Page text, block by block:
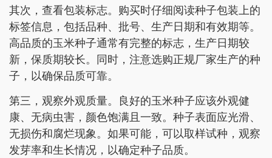
其次，查看包装标志。购买时仔细阅读种子包装上的
标签信息，包括品种、批号、生产日期和有效期等。
高品质的玉米种子通常有完整的标志，生产日期较
新，保质期较长。同时，注意选购正规厂家生产的种
子，以确保品质可靠。
第三，观察外观质量。良好的玉米种子应该外观健
康、无病虫害，颜色饱满且一致。种子表面应光滑、
无损伤和腐烂现象。如果可能，可以取样试种，观察
发芽率和生长情况，以确定种子品质。